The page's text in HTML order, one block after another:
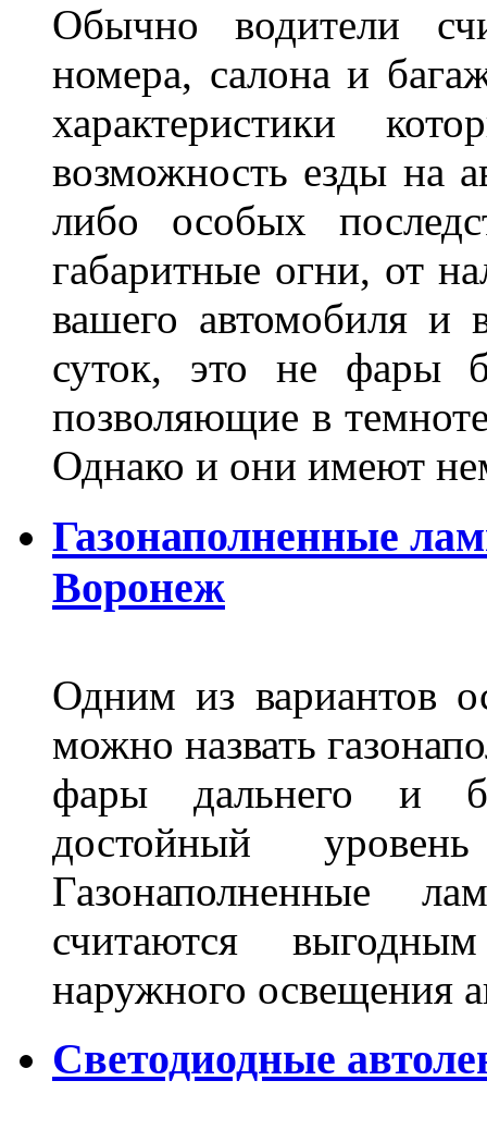
Обычно водители
номера, салона и
характеристики
возможность езды на
либо особых
габаритные огни, от
вашего автомобиля и
суток, это не фары
позволяющие в
Однако и они имеют
Газонаполненные
Воронеж
Одним из вариантов
можно назвать
фары дальнего и
достойный
Газонаполненные
считаются
наружного освещения
Светодиодные